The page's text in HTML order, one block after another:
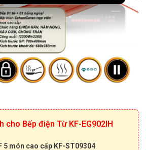
cho Bếp điện Từ KF-EG902IH
5 món cao cấp KF-ST09304